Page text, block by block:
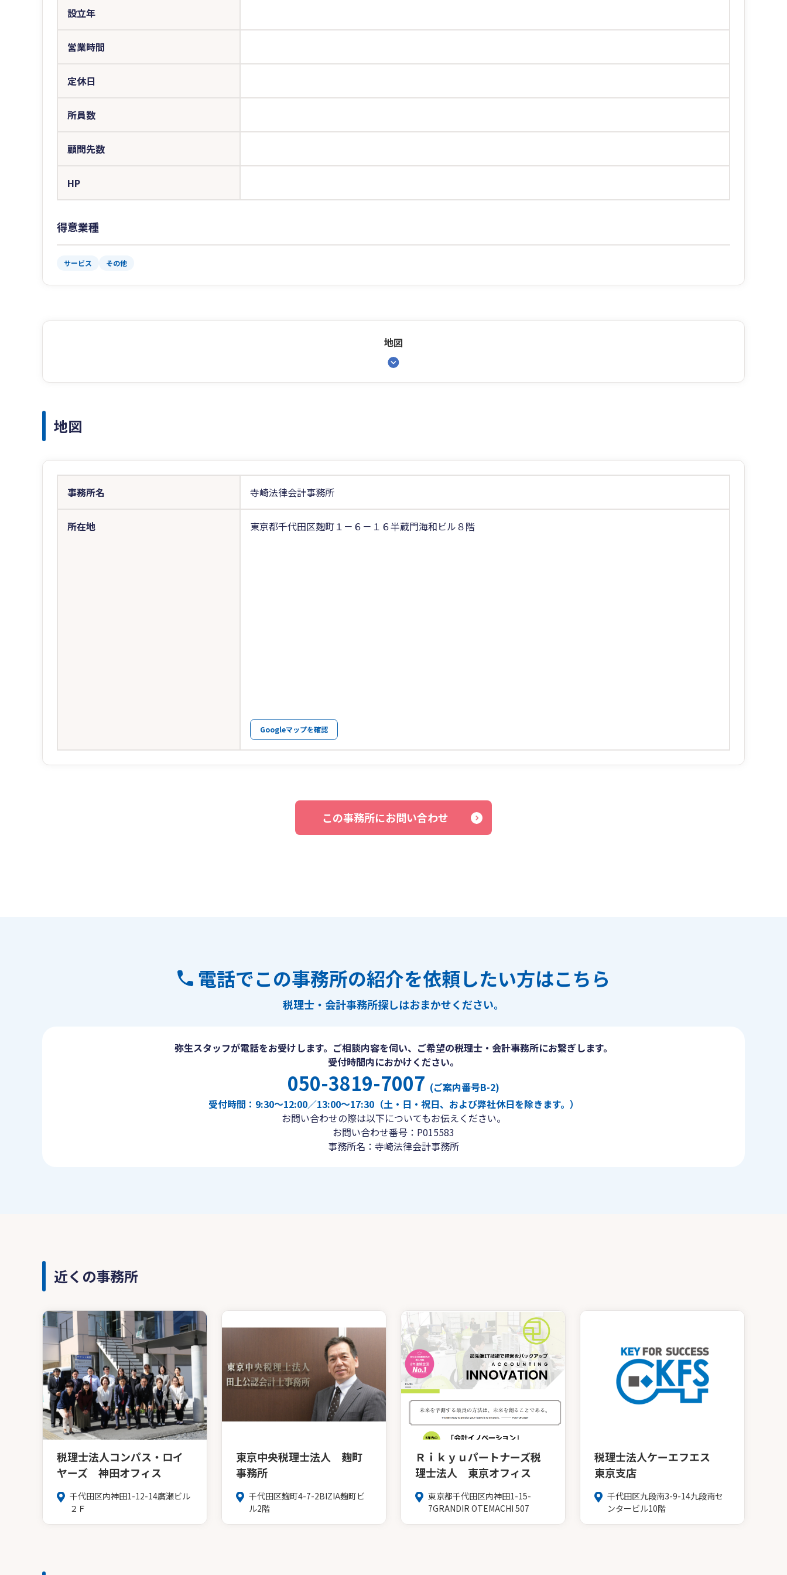
設立年
営業時間
定休日
所員数
顧問先数
HP
得意業種
サービス その他
地図
地図
事務所名 寺崎法律会計事務所
所在地 東京都千代田区麹町１－６－１６半蔵門海和ビル８階
Googleマップを確認
この事務所にお問い合わせ
電話でこの事務所の紹介を依頼したい方はこちら
税理士・会計事務所探しはおまかせください。
弥生スタッフが電話をお受けします。ご相談内容を伺い、ご希望の税理士・会計事務所にお繋ぎします。
受付時間内におかけください。
050-3819-7007 (ご案内番号B-2)
受付時間：9:30〜12:00／13:00〜17:30（土・日・祝日、および弊社休日を除きます。）
お問い合わせの際は以下についてもお伝えください。
お問い合わせ番号：P015583
事務所名：寺崎法律会計事務所
近くの事務所
税理士法人コンパス・ロイ
ヤーズ 神田オフィス
千代田区内神田1-12-14廣瀬ビル
２Ｆ
東京中央税理士法人 麹町
事務所
千代田区麹町4-7-2BIZIA麹町ビ
ル2階
Ｒｉｋｙｕパートナーズ税
理士法人 東京オフィス
東京都千代田区内神田1-15-
7GRANDIR OTEMACHI 507
税理士法人ケーエフエス
東京支店
千代田区九段南3-9-14九段南セ
ンタービル10階